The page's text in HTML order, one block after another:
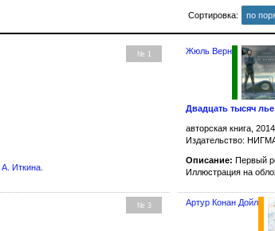
Сортировка: по
№ 1
А. Иткина
Жюль Верн
Двадцать тысяч
авторская книга,
Издательство:
Описание: Первый
Иллюстрация на
№ 3 Артур Конан Дойл